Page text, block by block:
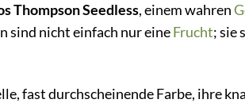
Thompson Seedless, einem wahren
sind nicht einfach nur eineFrucht; sie
fast durchscheinende Farbe, ihre